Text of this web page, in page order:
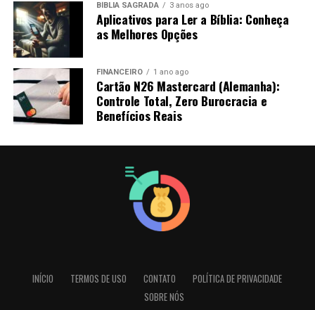
BÍBLIA SAGRADA 3 anos ago
Aplicativos para Ler a Bíblia: Conheça
as Melhores Opções
FINANCEIRO 1 ano ago
Cartão N26 Mastercard (Alemanha):
Controle Total, Zero Burocracia e
Benefícios Reais
INÍCIO TERMOS DE USO CONTATO
POLÍTICA DE PRIVACIDADE
SOBRE NÓS